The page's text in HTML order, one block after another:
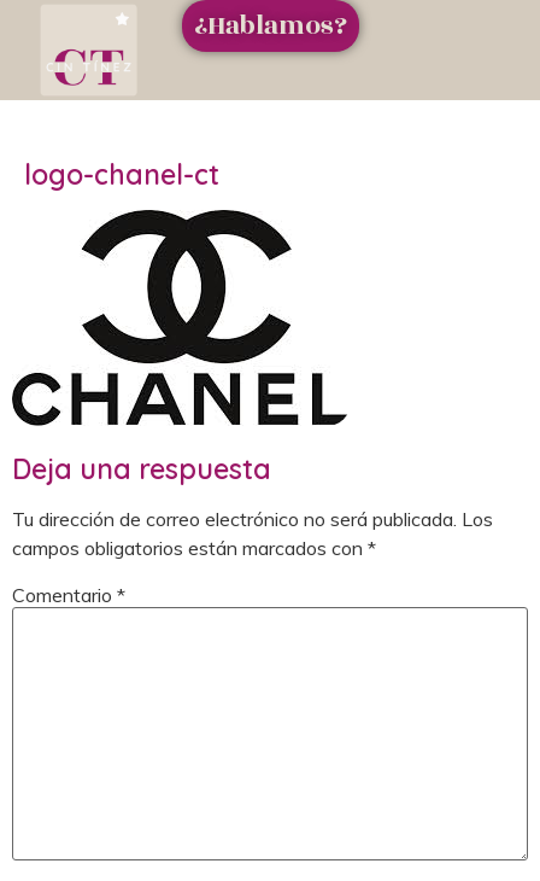
¿Hablamos?
logo-chanel-ct
Deja una respuesta
Tu dirección de correo electrónico no será publicada. Los
campos obligatorios están marcados con *
Comentario *